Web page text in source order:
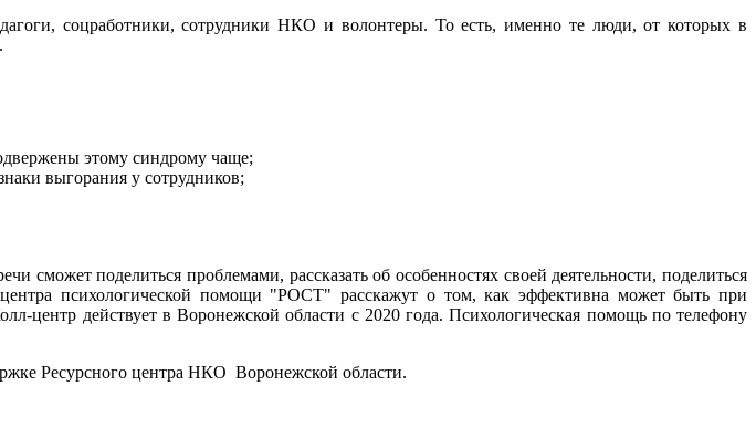
соцработники, сотрудники НКО и волонтеры. То есть, именно те люди, от которых в
этому синдрому чаще;
выгорания у сотрудников;
поделиться проблемами, рассказать об особенностях своей деятельности, поделиться
психологической помощи "РОСТ" расскажут о том, как эффективна может быть при
центр действует в Воронежской области с 2020 года. Психологическая помощь по телефону
Ресурсного центра НКО Воронежской области.